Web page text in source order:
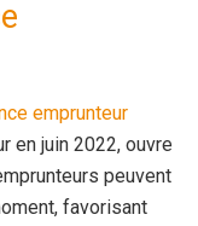
emprunteur
en juin 2022, ouvre
peuvent
favorisant